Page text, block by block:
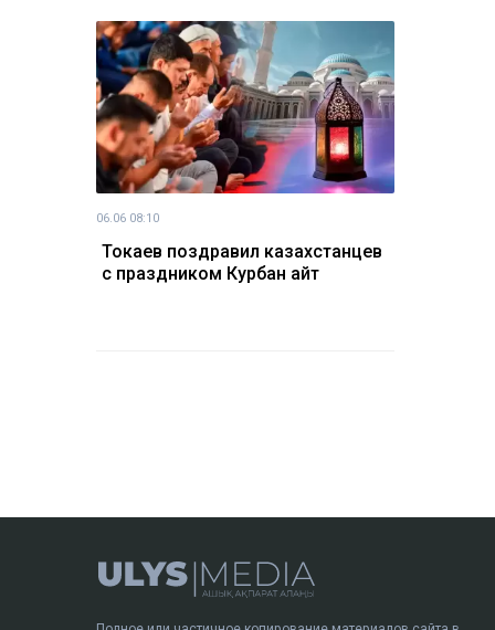
06.06 08:10
Токаев поздравил казахстанцев
с праздником Курбан айт